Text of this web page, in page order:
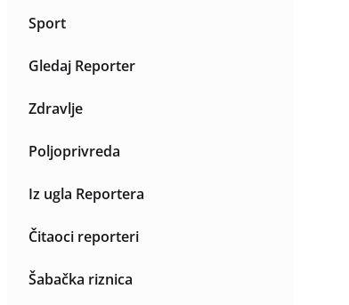
Sport
Gledaj Reporter
Zdravlje
Poljoprivreda
Iz ugla Reportera
Čitaoci reporteri
Šabačka riznica